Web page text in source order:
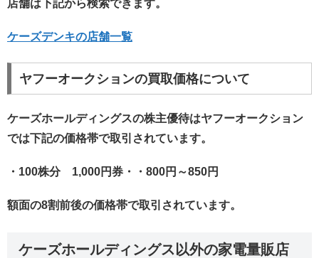
店舗は下記から検索できます。
ケーズデンキの店舗一覧
ヤフーオークションの買取価格について
ケーズホールディングスの株主優待はヤフーオークション
では下記の価格帯で取引されています。
・100株分 1,000円券・・800円～850円
額面の8割前後の価格帯で取引されています。
ケーズホールディングス以外の家電量販店